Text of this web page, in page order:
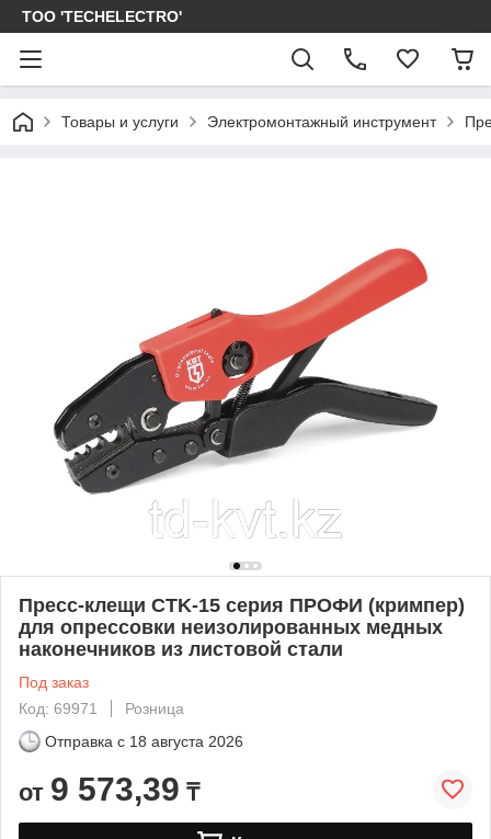
ТОО 'TECHELECTRO'
Товары и услуги Электромонтажный инструмент
Пресс-клещи CTK-15 серия ПРОФИ (кримпер)
для опрессовки неизолированных медных
наконечников из листовой стали
Под заказ
Код: 69971
Розница
Отправка с 18 августа 2026
от 9 573,39 ₸